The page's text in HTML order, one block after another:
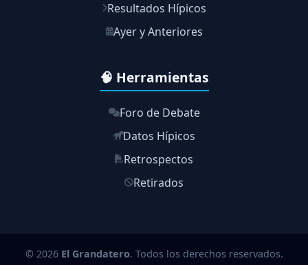
Resultados Hípicos
Ayer y Anteriores
🧠 Herramientas
Foro de Debate
Datos Hípicos
Retrospectos
Retirados
© 2026 El Grandatero. Todos los derechos reservados.